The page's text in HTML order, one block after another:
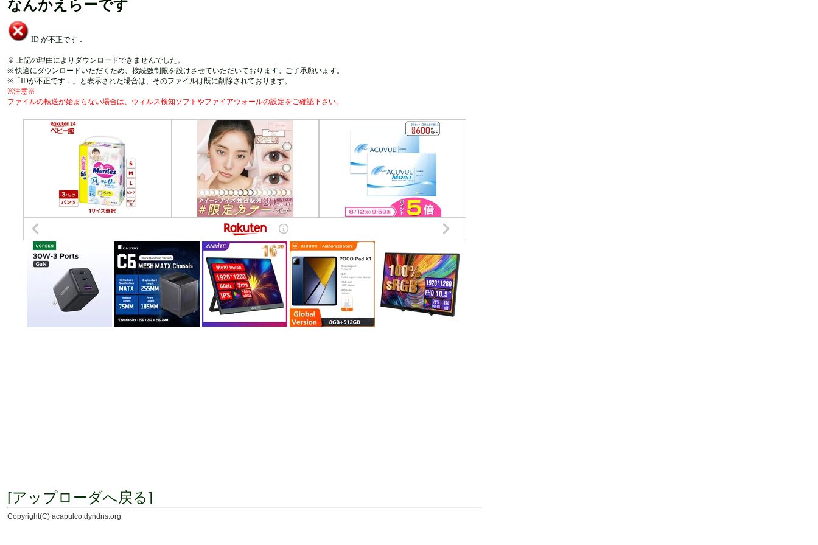
なんかえらーです
ID が不正です．
※ 上記の理由によりダウンロードできませんでした。
※ 快適にダウンロードいただくため、接続数制限を設けさせていただいております。ご了承願います。
※「IDが不正です．」と表示された場合は、そのファイルは既に削除されております。
※注意※
ファイルの転送が始まらない場合は、ウィルス検知ソフトやファイアウォールの設定をご確認下さい。
[アップローダへ戻る]
Copyright(C) acapulco.dyndns.org